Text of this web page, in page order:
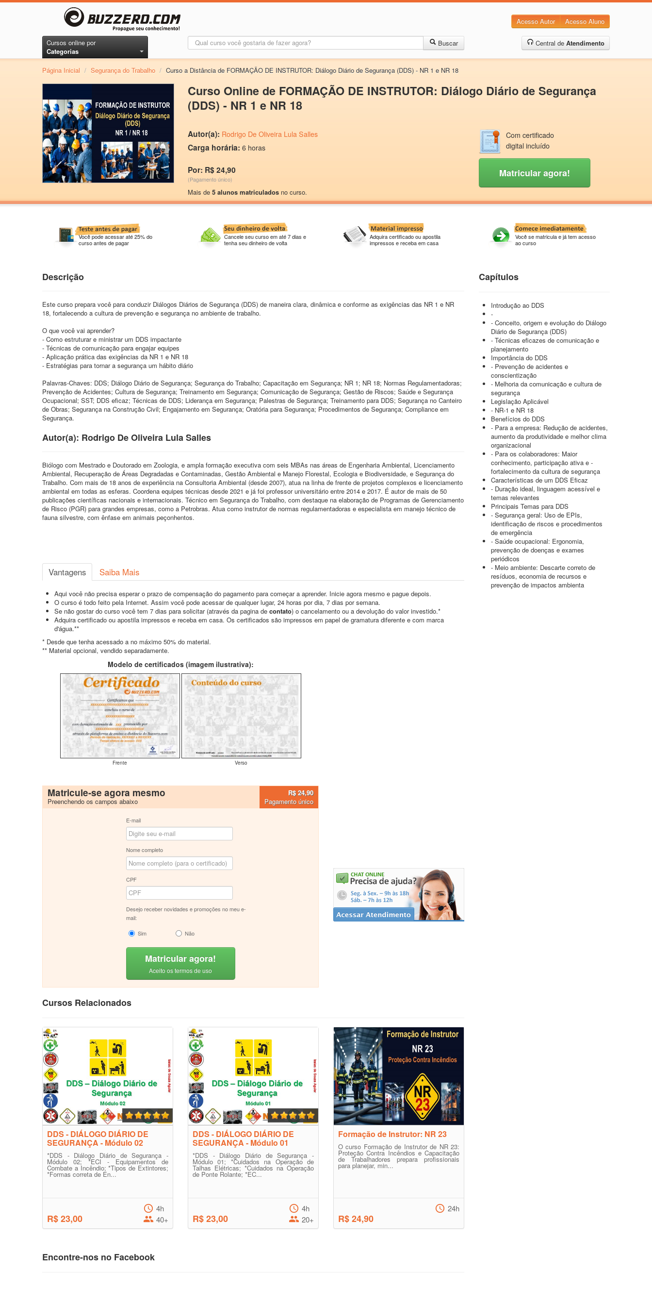
Acesso Autor Acesso Aluno
Cursos online por
Categorias
Buscar Central de Atendimento
Página Inicial / Segurança do Trabalho / Curso a Distância de FORMAÇÃO DE INSTRUTOR: Diálogo Diário de Segurança (DDS) - NR 1 e NR 18
Curso Online de FORMAÇÃO DE INSTRUTOR: Diálogo Diário de Segurança
(DDS) - NR 1 e NR 18
Autor(a): Rodrigo De Oliveira Lula Salles
Carga horária: 6 horas
Por: R$ 24,90
(Pagamento único)
Mais de 5 alunos matriculados no curso.
Com certificado
digital incluído
Matricular agora!
Você pode acessar até 25% do
curso antes de pagar
Cancele seu curso em até 7 dias e
tenha seu dinheiro de volta
Adquira certificado ou apostila
impressos e receba em casa
Você se matricula e já tem acesso
ao curso
Descrição
Este curso prepara você para conduzir Diálogos Diários de Segurança (DDS) de maneira clara, dinâmica e conforme as exigências das NR 1 e NR
18, fortalecendo a cultura de prevenção e segurança no ambiente de trabalho.
O que você vai aprender?
- Como estruturar e ministrar um DDS impactante
- Técnicas de comunicação para engajar equipes
- Aplicação prática das exigências da NR 1 e NR 18
- Estratégias para tornar a segurança um hábito diário
Palavras-Chaves: DDS; Diálogo Diário de Segurança; Segurança do Trabalho; Capacitação em Segurança; NR 1; NR 18; Normas Regulamentadoras;
Prevenção de Acidentes; Cultura de Segurança; Treinamento em Segurança; Comunicação de Segurança; Gestão de Riscos; Saúde e Segurança
Ocupacional; SST; DDS eficaz; Técnicas de DDS; Liderança em Segurança; Palestras de Segurança; Treinamento para DDS; Segurança no Canteiro
de Obras; Segurança na Construção Civil; Engajamento em Segurança; Oratória para Segurança; Procedimentos de Segurança; Compliance em
Segurança.
Autor(a): Rodrigo De Oliveira Lula Salles
Biólogo com Mestrado e Doutorado em Zoologia, e ampla formação executiva com seis MBAs nas áreas de Engenharia Ambiental, Licenciamento
Ambiental, Recuperação de Áreas Degradadas e Contaminadas, Gestão Ambiental e Manejo Florestal, Ecologia e Biodiversidade, e Segurança do
Trabalho. Com mais de 18 anos de experiência na Consultoria Ambiental (desde 2007), atua na linha de frente de projetos complexos e licenciamento
ambiental em todas as esferas. Coordena equipes técnicas desde 2021 e já foi professor universitário entre 2014 e 2017. É autor de mais de 50
publicações científicas nacionais e internacionais. Técnico em Segurança do Trabalho, com destaque na elaboração de Programas de Gerenciamento
de Risco (PGR) para grandes empresas, como a Petrobras. Atua como instrutor de normas regulamentadoras e especialista em manejo técnico de
fauna silvestre, com ênfase em animais peçonhentos.
Vantagens Saiba Mais
Aqui você não precisa esperar o prazo de compensação do pagamento para começar a aprender. Inicie agora mesmo e pague depois.
O curso é todo feito pela Internet. Assim você pode acessar de qualquer lugar, 24 horas por dia, 7 dias por semana.
Se não gostar do curso você tem 7 dias para solicitar (através da pagina de contato) o cancelamento ou a devolução do valor investido.*
Adquira certificado ou apostila impressos e receba em casa. Os certificados são impressos em papel de gramatura diferente e com marca
d'água.**
* Desde que tenha acessado a no máximo 50% do material.
** Material opcional, vendido separadamente.
Modelo de certificados (imagem ilustrativa):
Frente Verso
Matricule-se agora mesmo
Preenchendo os campos abaixo
R$ 24,90
Pagamento único
E-mail
Nome completo
CPF
Desejo receber novidades e promoções no meu e-
mail:
Sim
Não
Matricular agora!
Aceito os termos de uso
Cursos Relacionados
DDS - DIÁLOGO DIÁRIO DE
SEGURANÇA - Módulo 02
*DDS - Diálogo Diário de Segurança -
Módulo 02; *ECI - Equipamentos de
Combate a Incêndio; *Tipos de Extintores;
*Formas correta de En...
R$ 23,00
4h
40+
DDS - DIÁLOGO DIÁRIO DE
SEGURANÇA - Módulo 01
*DDS - Diálogo Diário de Segurança -
Módulo 01; *Cuidados na Operação de
Talhas Elétricas; *Cuidados na Operação
de Ponte Rolante; *EC...
R$ 23,00
4h
20+
Formação de Instrutor: NR 23
O curso Formação de Instrutor de NR 23:
Proteção Contra Incêndios e Capacitação
de Trabalhadores prepara profissionais
para planejar, min...
R$ 24,90
24h
Encontre-nos no Facebook
Capítulos
Introdução ao DDS
-
- Conceito, origem e evolução do Diálogo
Diário de Segurança (DDS)
- Técnicas eficazes de comunicação e
planejamento
Importância do DDS
- Prevenção de acidentes e
conscientização
- Melhoria da comunicação e cultura de
segurança
Legislação Aplicável
- NR-1 e NR 18
Benefícios do DDS
- Para a empresa: Redução de acidentes,
aumento da produtividade e melhor clima
organizacional
- Para os colaboradores: Maior
conhecimento, participação ativa e -
fortalecimento da cultura de segurança
Características de um DDS Eficaz
- Duração ideal, linguagem acessível e
temas relevantes
Principais Temas para DDS
- Segurança geral: Uso de EPIs,
identificação de riscos e procedimentos
de emergência
- Saúde ocupacional: Ergonomia,
prevenção de doenças e exames
periódicos
- Meio ambiente: Descarte correto de
resíduos, economia de recursos e
prevenção de impactos ambienta